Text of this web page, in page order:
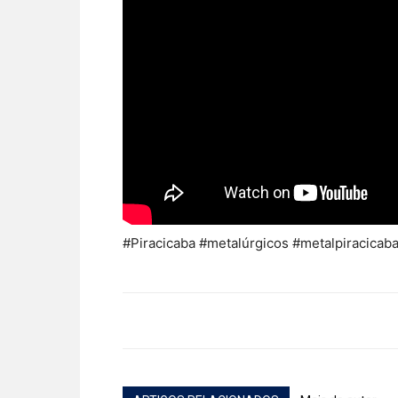
#Piracicaba #metalúrgicos